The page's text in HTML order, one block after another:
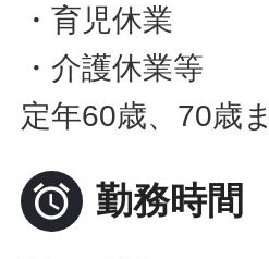
・育児休業
・介護休業等
定年60歳、70歳
 勤務時間